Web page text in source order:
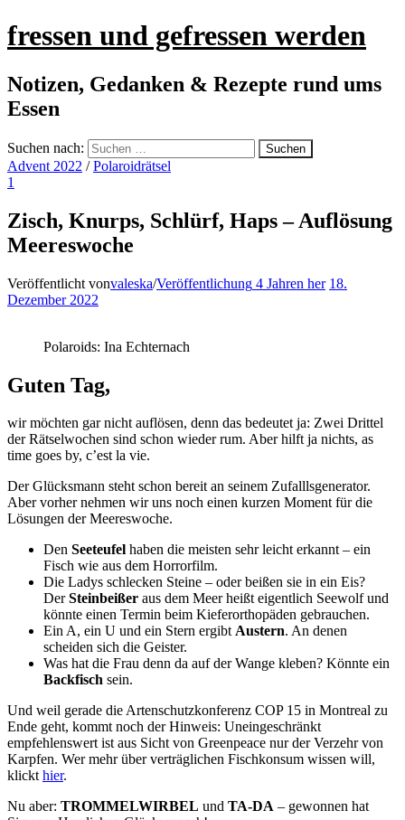
fressen und gefressen werden
Notizen, Gedanken & Rezepte rund ums
Essen
Suchen nach:
Advent 2022 /Polaroidrätsel
1
Zisch, Knurps, Schlürf, Haps – Auflösung
Meereswoche
Veröffentlicht vonvaleska/Veröffentlichung 4 Jahren her 18.
Dezember 2022
Polaroids: Ina Echternach
Guten Tag,
wir möchten gar nicht auflösen, denn das bedeutet ja: Zwei Drittel
der Rätselwochen sind schon wieder rum. Aber hilft ja nichts, as
time goes by, c’est la vie.
Der Glücksmann steht schon bereit an seinem Zufalllsgenerator.
Aber vorher nehmen wir uns noch einen kurzen Moment für die
Lösungen der Meereswoche.
Den Seeteufel haben die meisten sehr leicht erkannt – ein
Fisch wie aus dem Horrorfilm.
Die Ladys schlecken Steine – oder beißen sie in ein Eis?
DerSteinbeißer aus dem Meer heißt eigentlich Seewolf und
könnte einen Termin beim Kieferorthopäden gebrauchen.
Ein A, ein U und ein Stern ergibtAustern. An denen
scheiden sich die Geister.
Was hat die Frau denn da auf der Wange kleben? Könnte ein
Backfisch sein.
Und weil gerade die Artenschutzkonferenz COP 15 in Montreal zu
Ende geht, kommt noch der Hinweis: Uneingeschränkt
empfehlenswert ist aus Sicht von Greenpeace nur der Verzehr von
Karpfen. Wer mehr über verträglichen Fischkonsum wissen will,
klickthier.
Nu aber: TROMMELWIRBEL und TA-DA – gewonnen hat